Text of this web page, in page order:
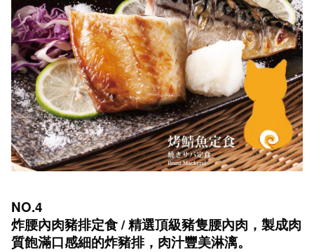
NO.4
炸腰內肉豬排定食 / 精選頂級豬隻腰內肉，製成肉
質飽滿口感細的炸豬排，肉汁豐美淋漓。